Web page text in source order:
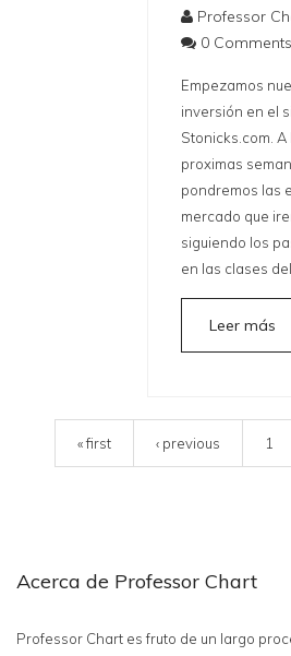
Professor
0 Comments
Empezamos
inversión en el
Stonicks.com.
proximas
pondremos las
mercado que
siguiendo los
en las clases
Leer más
Páginas
« first ‹ previous 1
Acerca de Professor Chart
Professor Chart es fruto de un largo